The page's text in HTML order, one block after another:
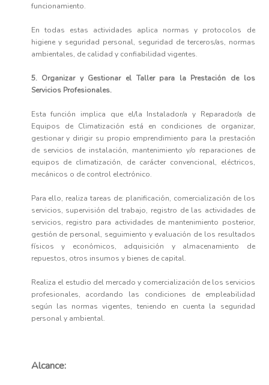
funcionamiento.
En todas estas actividades aplica normas y protocolos de
higiene y seguridad personal, seguridad de terceros/as, normas
ambientales, de calidad y confiabilidad vigentes.
5. Organizar y Gestionar el Taller para la Prestación de los
Servicios Profesionales.
Esta función implica que el/la Instalador/a y Reparador/a de
Equipos de Climatización está en condiciones de organizar,
gestionar y dirigir su propio emprendimiento para la prestación
de servicios de instalación, mantenimiento y/o reparaciones de
equipos de climatización, de carácter convencional, eléctricos,
mecánicos o de control electrónico.
Para ello, realiza tareas de: planificación, comercialización de los
servicios, supervisión del trabajo, registro de las actividades de
servicios, registro para actividades de mantenimiento posterior,
gestión de personal, seguimiento y evaluación de los resultados
físicos y económicos, adquisición y almacenamiento de
repuestos, otros insumos y bienes de capital.
Realiza el estudio del mercado y comercialización de los servicios
profesionales, acordando las condiciones de empleabilidad
según las normas vigentes, teniendo en cuenta la seguridad
personal y ambiental.
Alcance: